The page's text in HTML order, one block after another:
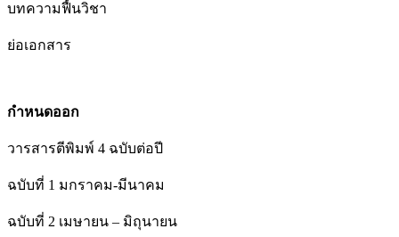
บทความฟื้นวิชา
ย่อเอกสาร
กำหนดออก
วารสารตีพิมพ์ 4 ฉบับต่อปี
ฉบับที่ 1 มกราคม-มีนาคม
ฉบับที่ 2 เมษายน – มิถุนายน